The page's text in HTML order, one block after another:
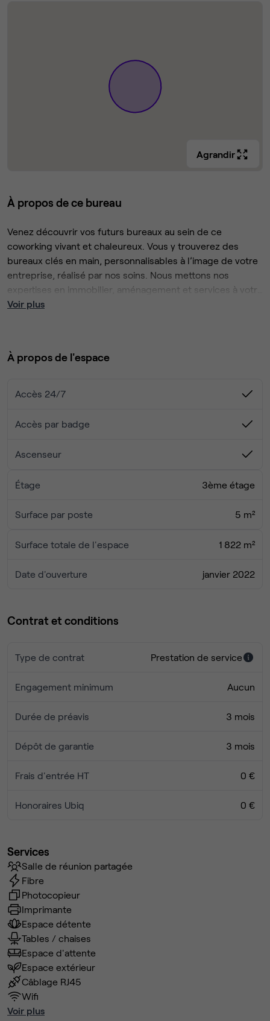
Agrandir
À propos de ce bureau
Venez découvrir vos futurs bureaux au sein de ce
coworking vivant et chaleureux. Vous y trouverez des
bureaux clés en main, personnalisables à l’image de votre
entreprise, réalisé par nos soins. Nous mettons nos
expertises en immobilier, aménagement et services à votre
service pour créer un espace de travail unique, vous
Voir plus
À propos de l'espace
Accès 24/7
Accès par badge
Ascenseur
Étage 3ème étage
Surface par poste 5 m²
Surface totale de l'espace 1 822 m²
Date d'ouverture janvier 2022
Contrat et conditions
Type de contrat Prestation de service
Engagement minimum Aucun
Durée de préavis 3 mois
Dépôt de garantie 3 mois
Frais d'entrée HT 0 €
Honoraires Ubiq 0 €
Services
Salle de réunion partagée
Fibre
Photocopieur
Imprimante
Espace détente
Tables / chaises
Espace d'attente
Espace extérieur
Câblage RJ45
Wifi
Voir plus